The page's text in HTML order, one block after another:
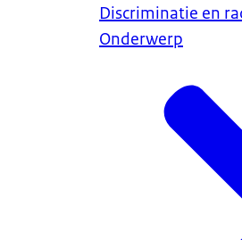
Discriminatie en
Onderwerp